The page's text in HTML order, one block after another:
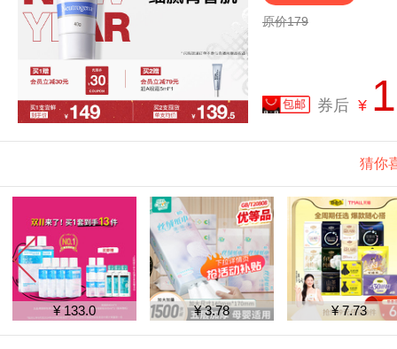
原价179
券后 ¥
猜你
¥ 133.0 ¥ 3.78 ¥ 7.73